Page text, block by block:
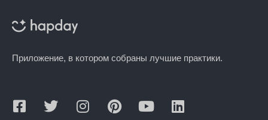
Приложение, в котором собраны лучшие практики.